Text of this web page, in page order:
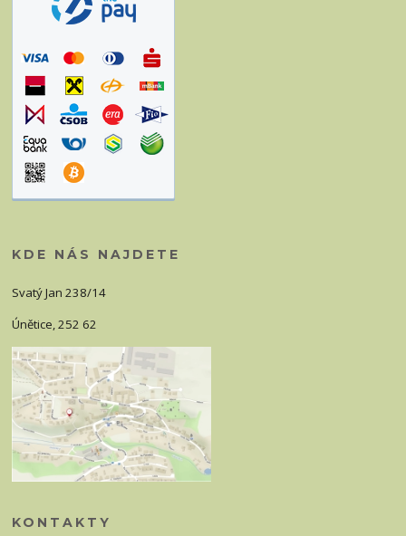
KDE NÁS NAJDETE
Svatý Jan 238/14
Únětice, 252 62
KONTAKTY